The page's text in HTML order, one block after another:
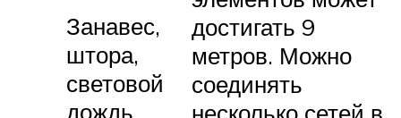
Занавес,
штора,
световой
дождь
достигать 9
метров. Можно
соединять